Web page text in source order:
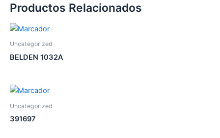
Productos Relacionados
Uncategorized
BELDEN 1032A
Uncategorized
391697